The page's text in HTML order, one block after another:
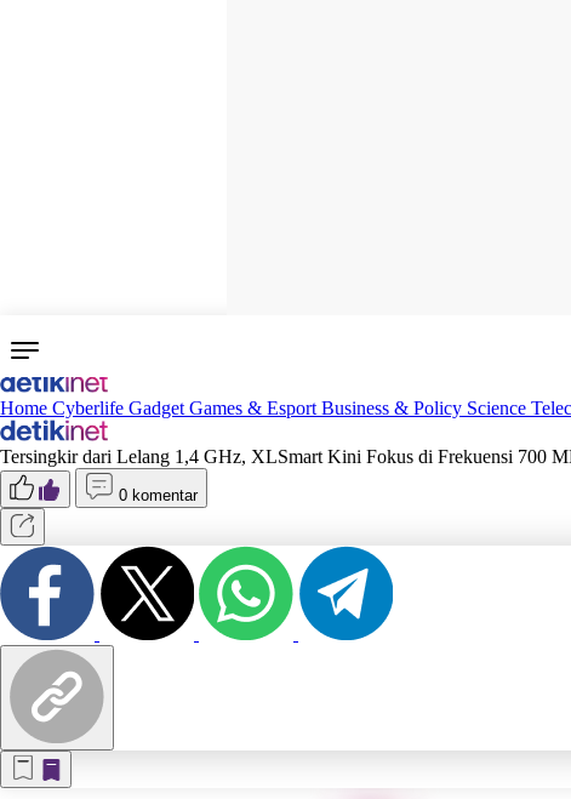
Home Cyberlife Gadget Games & Esport Business & Policy Science
Tersingkir dari Lelang 1,4 GHz, XLSmart Kini Fokus di Frekuensi 700
0 komentar